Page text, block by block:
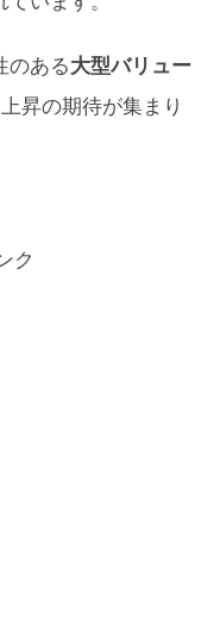
のある大型バリュー
昇の期待が集まり
ク